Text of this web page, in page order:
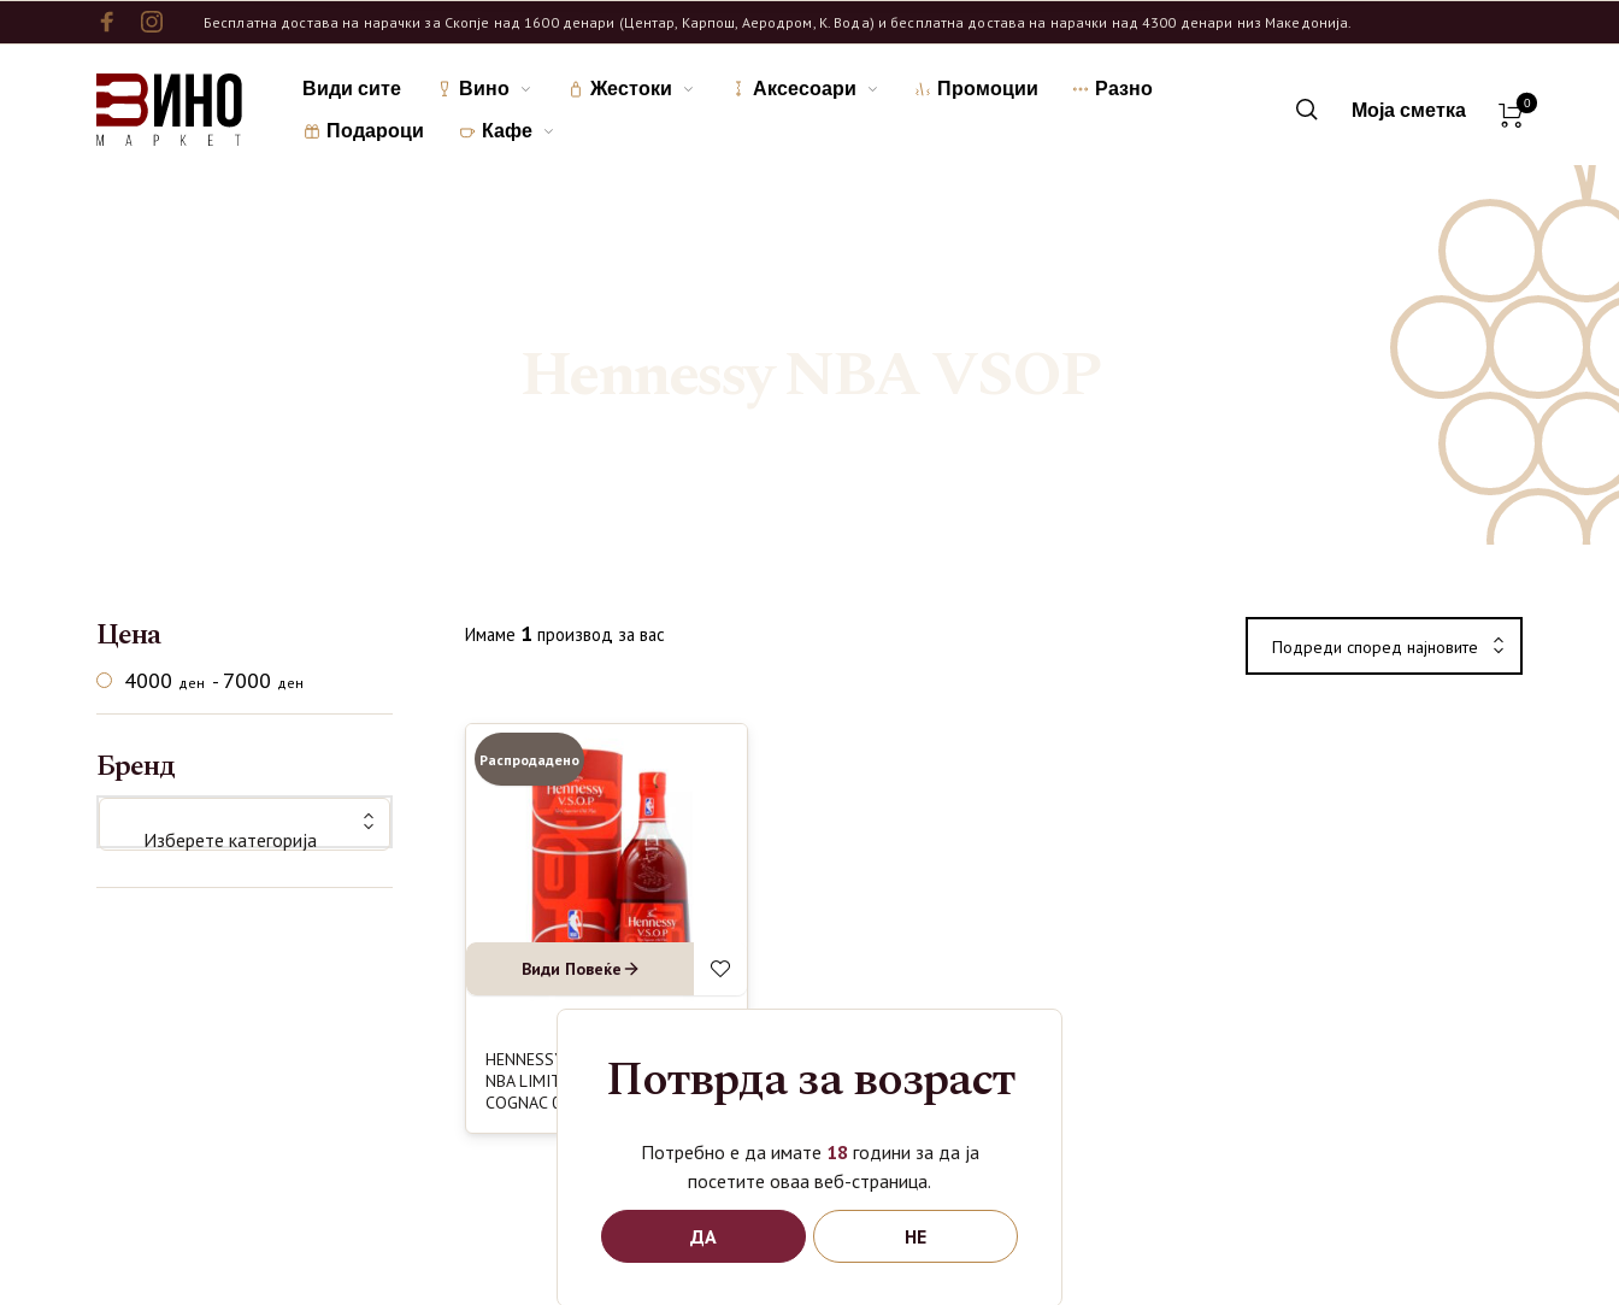
Бесплатна достава на нарачки за Скопје над 1600 денари (Центар, Карпош, Аеродром, К. Вода) и бесплатна достава на нарачки над 4300 денари низ Македонија.
Види сите Вино Жестоки Аксесоари Промоции Разно
Подароци Кафе
Моја сметка 0
Цена
4000 ден - 7000 ден
Бренд
Изберете категорија
Имаме 1 производ за вас
Подреди според најновите
Распродадено
Види Повеќе
HENNESSY VSOP
NBA LIMITED
COGNAC 0.7L
5190
Потврда за возраст
Потребно е да имате 18 години за да ја
посетите оваа веб-страница.
ДА НЕ